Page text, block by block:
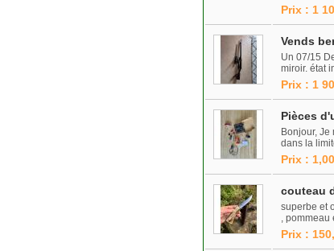
Prix : 1
Vends
Un 07/15
miroir. état
Prix : 1
Pièces
Bonjour,
dans la
Prix :
couteau
superbe et
, pommeau
Prix :